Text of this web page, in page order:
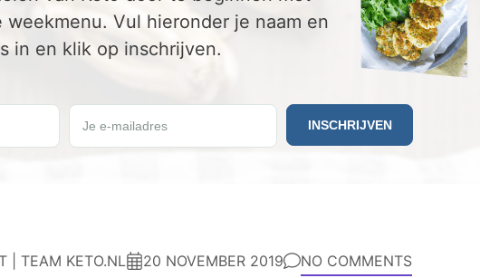
Vul hieronder je naam en
in en klik op inschrijven.
| TEAM KETO.NL 20 NOVEMBER 2019 NO COMMENTS